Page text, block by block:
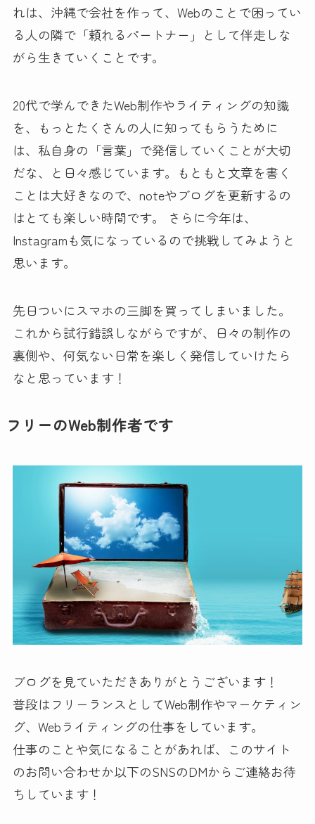
れは、沖縄で会社を作って、Webのことで困ってい
る人の隣で「頼れるパートナー」として伴走しな
がら生きていくことです。
20代で学んできたWeb制作やライティングの知識
を、もっとたくさんの人に知ってもらうために
は、私自身の「言葉」で発信していくことが大切
だな、と日々感じています。もともと文章を書く
ことは大好きなので、noteやブログを更新するの
はとても楽しい時間です。 さらに今年は、
Instagramも気になっているので挑戦してみようと
思います。
先日ついにスマホの三脚を買ってしまいました。
これから試行錯誤しながらですが、日々の制作の
裏側や、何気ない日常を楽しく発信していけたら
なと思っています！
フリーのWeb制作者です
ブログを見ていただきありがとうございます！
普段はフリーランスとしてWeb制作やマーケティン
グ、Webライティングの仕事をしています。
仕事のことや気になることがあれば、このサイト
のお問い合わせか以下のSNSのDMからご連絡お待
ちしています！